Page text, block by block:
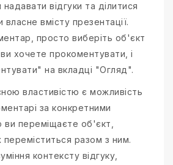
відгуки та ділитися
власне вмісту презентації.
просто виберіть об'єкт
хочете прокоментувати, і
на вкладці "Огляд".
властивістю є можливість
за конкретними
переміщаєте об'єкт,
разом з ним.
контексту відгуку,